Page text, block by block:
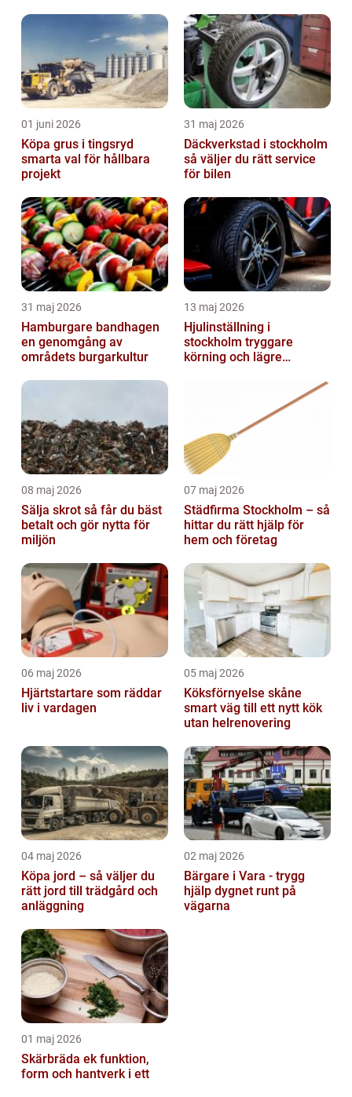
01 juni 2026
Köpa grus i tingsryd
smarta val för hållbara
projekt
31 maj 2026
Däckverkstad i stockholm
så väljer du rätt service
för bilen
31 maj 2026
Hamburgare bandhagen
en genomgång av
områdets burgarkultur
13 maj 2026
Hjulinställning i
stockholm tryggare
körning och lägre
08 maj 2026
Sälja skrot så får du bäst
betalt och gör nytta för
miljön
07 maj 2026
Städfirma Stockholm – så
hittar du rätt hjälp för
hem och företag
06 maj 2026
Hjärtstartare som räddar
liv i vardagen
05 maj 2026
Köksförnyelse skåne
smart väg till ett nytt kök
utan helrenovering
04 maj 2026
Köpa jord – så väljer du
rätt jord till trädgård och
anläggning
02 maj 2026
Bärgare i Vara - trygg
hjälp dygnet runt på
vägarna
01 maj 2026
Skärbräda ek funktion,
form och hantverk i ett